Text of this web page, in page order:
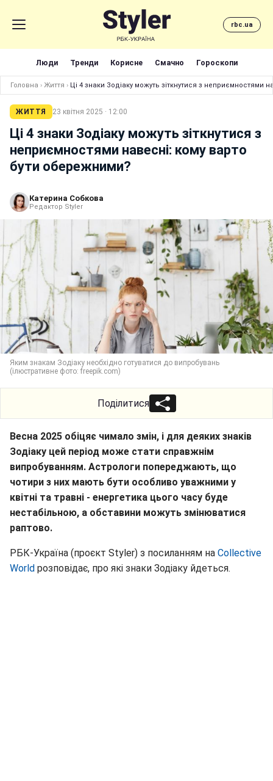
rbc.ua
Люди Тренди Корисне Смачно Гороскопи
Головна › Життя › Ці 4 знаки Зодіаку можуть зіткнутися з неприємностями
ЖИТТЯ 23 квітня 2025 · 12:00
Ці 4 знаки Зодіаку можуть зіткнутися з
неприємностями навесні: кому варто
бути обережними?
Катерина Собкова
Редактор Styler
Яким знакам Зодіаку необхідно готуватися до випробувань
(ілюстративне фото: freepik.com)
Поділитися
Весна 2025 обіцяє чимало змін, і для деяких знаків
Зодіаку цей період може стати справжнім
випробуванням. Астрологи попереджають, що
чотири з них мають бути особливо уважними у
квітні та травні - енергетика цього часу буде
нестабільною, а обставини можуть змінюватися
раптово.
РБК-Україна (проєкт Styler) з посиланням на Collective
World розповідає, про які знаки Зодіаку йдеться.